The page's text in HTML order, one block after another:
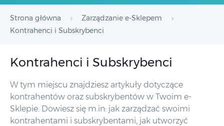
Strona główna
Zarządzanie e-Sklepem
Kontrahenci i Subskrybenci
Kontrahenci i Subskrybenci
W tym miejscu znajdziesz artykuły dotyczące
kontrahentów oraz subskrybentów w Twoim e-
Sklepie. Dowiesz się m.in: jak zarządzać swoimi
kontrahentami i subskrybentami, jak utworzyć